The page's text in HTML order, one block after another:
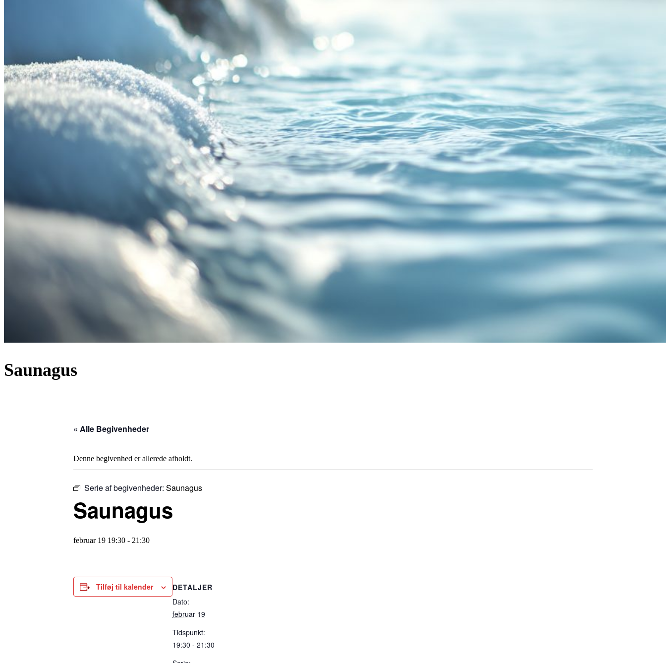
Saunagus
« Alle Begivenheder
Denne begivenhed er allerede afholdt.
Serie af begivenheder: Saunagus
Saunagus
februar 19 19:30 - 21:30
Tilføj til kalender
DETALJER
Dato:
februar 19
Tidspunkt:
19:30 - 21:30